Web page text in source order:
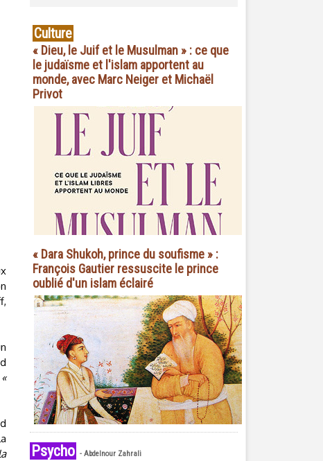
«
Culture
« Dieu, le Juif et le Musulman » : ce que
le judaïsme et l'islam apportent au
monde, avec Marc Neiger et Michaël
Privot
« Dara Shukoh, prince du soufisme » :
François Gautier ressuscite le prince
oublié d'un islam éclairé
Psycho - Abdelnour Zahrali